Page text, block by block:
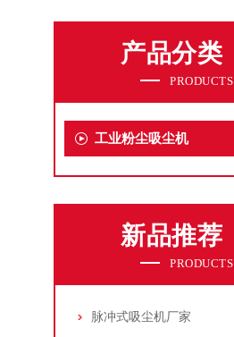
产品分类
PRODUCTS
工业粉尘吸尘机
新品推荐
PRODUCTS
脉冲式吸尘机厂家